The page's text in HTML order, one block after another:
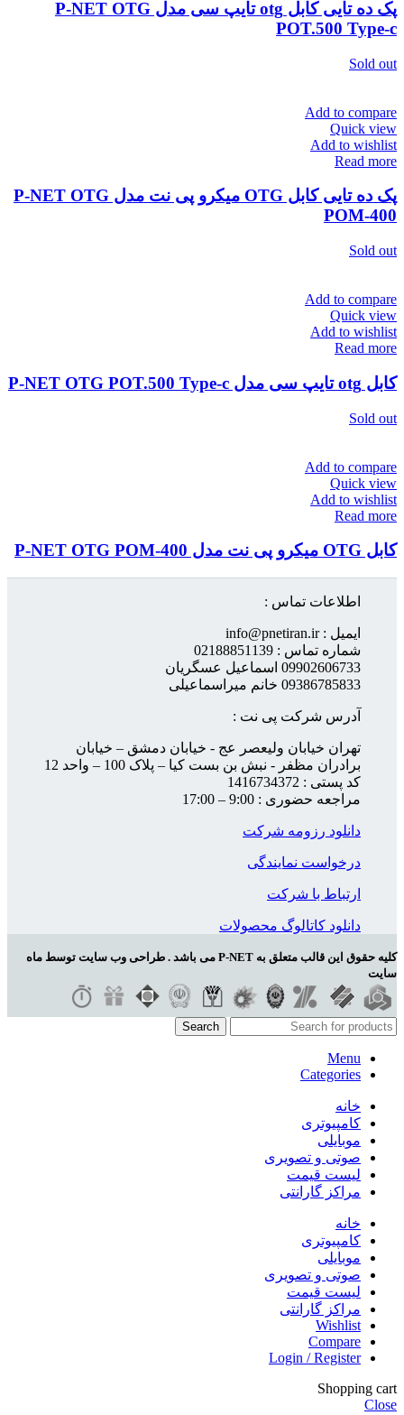
پک ده تایی کابل otg تایپ سی مدل P-NET OTG
POT.500 Type-c
Sold out
Add to compare
Quick view
Add to wishlist
Read more
پک ده تایی کابل OTG میکرو پی نت مدل P-NET OTG
POM-400
Sold out
Add to compare
Quick view
Add to wishlist
Read more
کابل otg تایپ سی مدل P-NET OTG POT.500 Type-c
Sold out
Add to compare
Quick view
Add to wishlist
Read more
کابل OTG میکرو پی نت مدل P-NET OTG POM-400
اطلاعات تماس :
ایمیل : info@pnetiran.ir
شماره تماس : 02188851139
09902606733 اسماعیل عسگریان
09386785833 خانم میراسماعیلی
آدرس شرکت پی نت :
تهران خیابان ولیعصر عج - خیابان دمشق – خیابان
برادران مظفر - نبش بن بست کیا – پلاک 100 – واحد 12
کد پستی : 1416734372
مراجعه حضوری : 9:00 – 17:00
دانلود رزومه شرکت
درخواست نمایندگی
ارتباط با شرکت
دانلود کاتالوگ محصولات
کلیه حقوق این قالب متعلق به P-NET می باشد . طراحی وب سایت توسط ماه
سایت
Search
Menu
Categories
خانه
کامپیوتری
موبایلی
صوتی و تصویری
لیست قیمت
مراکز گارانتی
خانه
کامپیوتری
موبایلی
صوتی و تصویری
لیست قیمت
مراکز گارانتی
Wishlist
Compare
Login / Register
Shopping cart
Close